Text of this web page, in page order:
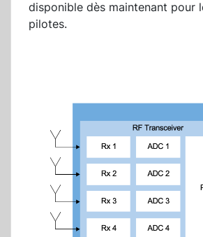
disponible dès maintenant pour
pilotes.